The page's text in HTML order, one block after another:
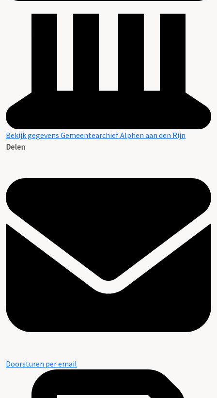
Bekijk gegevens Gemeentearchief Alphen aan den Rijn
Delen
Doorsturen per email